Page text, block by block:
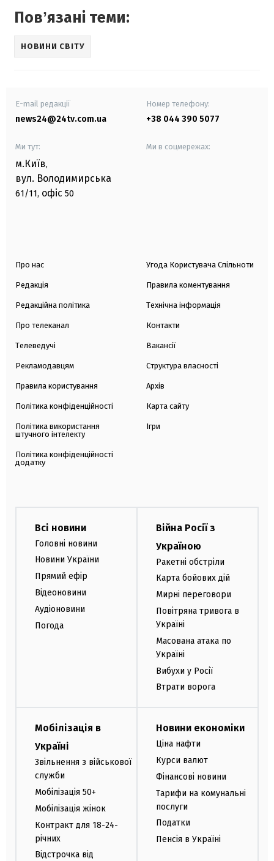
Повʼязані теми:
НОВИНИ СВІТУ
E-mail редакції
news24@24tv.com.ua
Номер телефону:
+38 044 390 5077
Ми тут:
м.Київ,
вул. Володимирська
61/11, офіс 50
Ми в соцмережах:
Про нас
Редакція
Редакційна політика
Про телеканал
Телеведучі
Рекламодавцям
Правила користування
Політика конфіденційності
Політика використання
штучного інтелекту
Політика конфіденційності
додатку
Угода Користувача Спільноти
Правила коментування
Технічна інформація
Контакти
Вакансії
Структура власності
Архів
Карта сайту
Ігри
Всі новини
Головні новини
Новини України
Прямий ефір
Відеоновини
Аудіоновини
Погода
Війна Росії з
Україною
Ракетні обстріли
Карта бойових дій
Мирні переговори
Повітряна тривога в
Україні
Масована атака по
Україні
Вибухи у Росії
Втрати ворога
Мобілізація в
Україні
Звільнення з військової
служби
Мобілізація 50+
Мобілізація жінок
Контракт для 18-24-
річних
Відстрочка від
Новини економіки
Ціна нафти
Курси валют
Фінансові новини
Тарифи на комунальні
послуги
Податки
Пенсія в Україні